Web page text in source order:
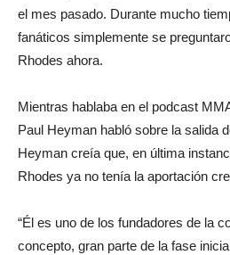
el mes pasado. Durante mucho
fanáticos simplemente se
Rhodes ahora.
Mientras hablaba en el podcast
Paul Heyman habló sobre la salida
Heyman creía que, en última
Rhodes ya no tenía la aportación
“Él es uno de los fundadores de la
concepto, gran parte de la fase